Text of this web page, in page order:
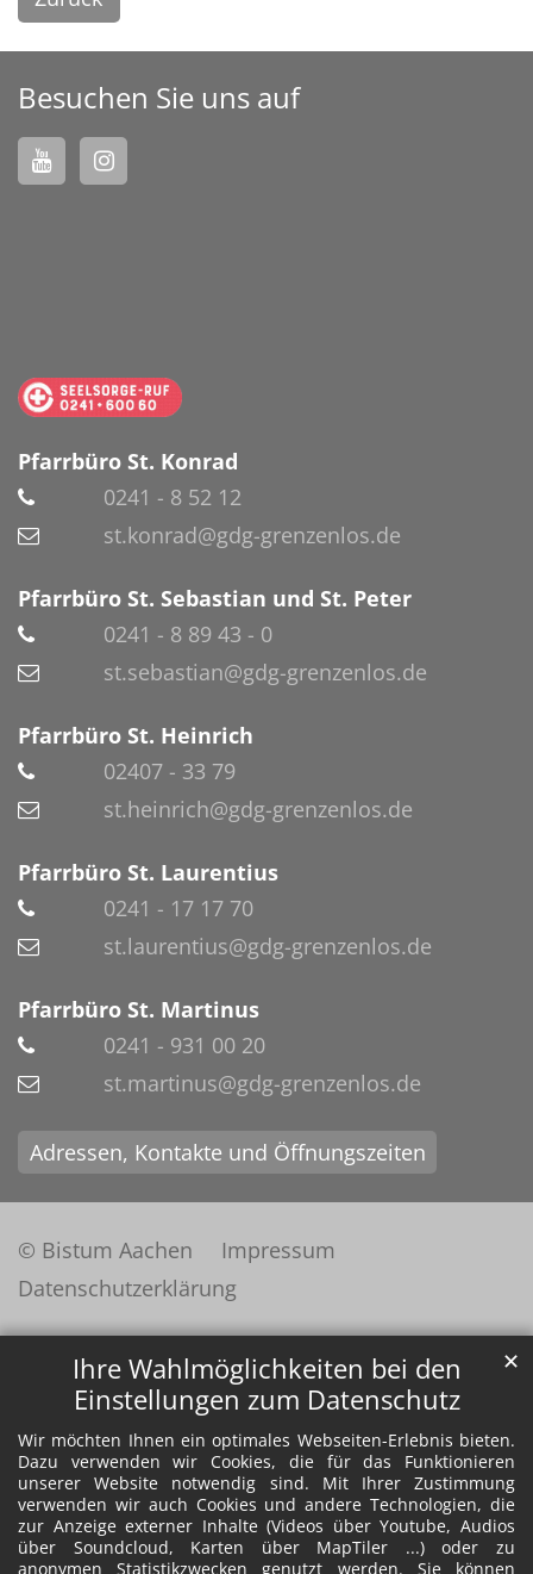
Ihre Wahlmöglichkeiten bei den
Einstellungen zum Datenschutz
Wir möchten Ihnen ein optimales Webseiten-Erlebnis bieten.
Dazu verwenden wir Cookies, die für das Funktionieren
unserer Website notwendig sind. Mit Ihrer Zustimmung
verwenden wir auch Cookies und andere Technologien, die
zur Anzeige externer Inhalte (Videos über Youtube, Audios
über Soundcloud, Karten über MapTiler ...) oder zu
anonymen Statistikzwecken genutzt werden. Sie können
✕
Besuchen Sie uns auf
Pfarrbüro St. Konrad
0241 - 8 52 12
st.konrad@gdg-grenzenlos.de
Pfarrbüro St. Sebastian und St. Peter
0241 - 8 89 43 - 0
st.sebastian@gdg-grenzenlos.de
Pfarrbüro St. Heinrich
02407 - 33 79
st.heinrich@gdg-grenzenlos.de
Pfarrbüro St. Laurentius
0241 - 17 17 70
st.laurentius@gdg-grenzenlos.de
Pfarrbüro St. Martinus
0241 - 931 00 20
st.martinus@gdg-grenzenlos.de
Adressen, Kontakte und Öffnungszeiten
© Bistum Aachen
Impressum
Datenschutzerklärung